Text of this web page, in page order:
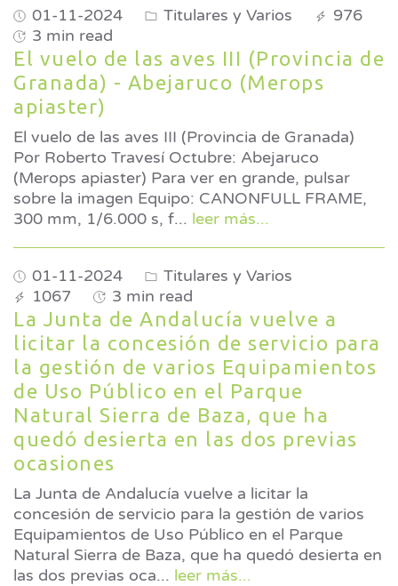
01-11-2024 Titulares y Varios
976
3 min read
El vuelo de las aves III (Provincia de
Granada) - Abejaruco (Merops
apiaster)
El vuelo de las aves III (Provincia de Granada)
Por Roberto Travesí Octubre: Abejaruco
(Merops apiaster) Para ver en grande, pulsar
sobre la imagen Equipo: CANONFULL FRAME,
300 mm, 1/6.000 s, f... leer más...
01-11-2024
Titulares y Varios
1067
3 min read
La Junta de Andalucía vuelve a
licitar la concesión de servicio para
la gestión de varios Equipamientos
de Uso Público en el Parque
Natural Sierra de Baza, que ha
quedó desierta en las dos previas
ocasiones
La Junta de Andalucía vuelve a licitar la
concesión de servicio para la gestión de varios
Equipamientos de Uso Público en el Parque
Natural Sierra de Baza, que ha quedó desierta en
las dos previas oca... leer más...